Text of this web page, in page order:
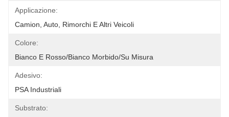
Applicazione:
Camion, Auto, Rimorchi E Altri Veicoli
Colore:
Bianco E Rosso/bianco Morbido/su Misura
Adesivo:
PSA Industriali
Substrato: